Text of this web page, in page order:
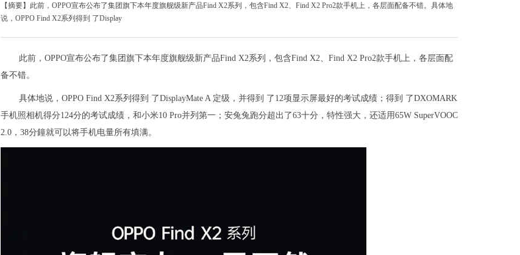
【摘要】此前，OPPO宣布公布了集团旗下本年度旗舰级新产品Find X2系列，包含Find X2、Find X2 Pro2款手机上，各层面配备不错。具体地
说，OPPO Find X2系列得到 了Display
此前，OPPO宣布公布了集团旗下本年度旗舰级新产品Find X2系列，包含Find X2、Find X2 Pro2款手机上，各层面配
备不错。
具体地说，OPPO Find X2系列得到 了DisplayMate A 定级，并得到 了12项显示屏最好的考试成绩；得到 了DXOMARK
手机照相机得分124分的考试成绩，和小米10 Pro并列第一；安兔兔跑分超出了63十分，特性强大，还适用65W SuperVOOC
2.0，38分鐘就可以将手机电量所有填满。